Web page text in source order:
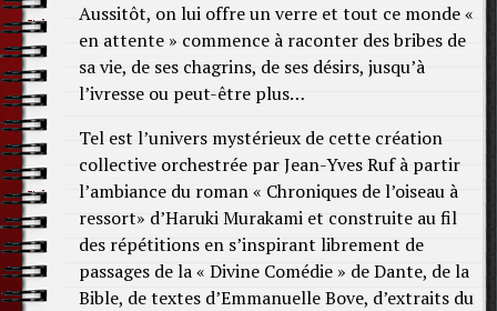
Aussitôt, on lui offre un verre et tout ce monde «
en attente » commence à raconter des bribes de
sa vie, de ses chagrins, de ses désirs, jusqu’à
l’ivresse ou peut-être plus…
Tel est l’univers mystérieux de cette création
collective orchestrée par Jean-Yves Ruf à partir
l’ambiance du roman « Chroniques de l’oiseau à
ressort» d’Haruki Murakami et construite au fil
des répétitions en s’inspirant librement de
passages de la « Divine Comédie » de Dante, de la
Bible, de textes d’Emmanuelle Bove, d’extraits du